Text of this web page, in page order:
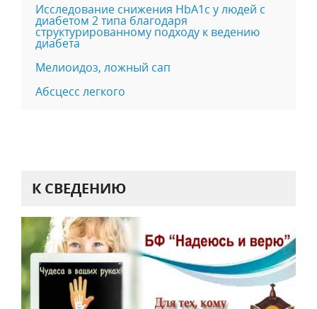
Исследование снижения HbA1c у людей с
диабетом 2 типа благодаря
структурированному подходу к ведению
диабета
Мелиоидоз, ложный сап
Абсцесс легкого
К СВЕДЕНИЮ